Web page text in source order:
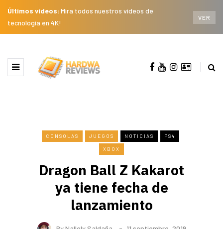
Últimos videos: Mira todos nuestros videos de
tecnología en 4K!
VER
CONSOLAS JUEGOS NOTICIAS PS4
XBOX
Dragon Ball Z Kakarot
ya tiene fecha de
lanzamiento